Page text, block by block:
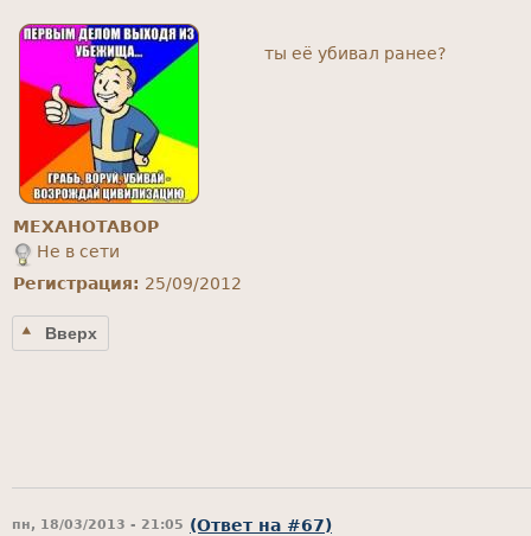
MEXAHOTABOP
Не в сети
Регистрация: 25/09/2012
ты её убивал ранее?
Вверх
пн, 18/03/2013 - 21:05 (Ответ на #67)